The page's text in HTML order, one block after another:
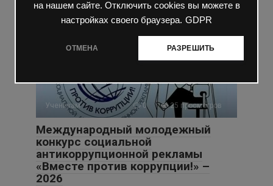
на нашем сайте. Отключить cookies вы можете в
настройках своего браузера. GDPR
ОТМЕНА РАЗРЕШИТЬ
Вам также может быть интересно
Ученикам 0 25 просмотров
Международный молодежный
конкурс социальной
антикоррупционной рекламы
«Вместе против коррупции!» –
2026